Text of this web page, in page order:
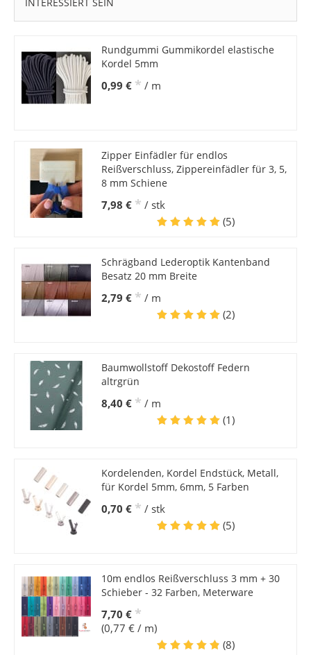
INTERESSIERT SEIN
Rundgummi Gummikordel elastische
Kordel 5mm
0,99 € * / m
Zipper Einfädler für endlos
Reißverschluss, Zippereinfädler für 3, 5,
8 mm Schiene
7,98 € * / stk
(5)
Schrägband Lederoptik Kantenband
Besatz 20 mm Breite
2,79 € * / m
(2)
Baumwollstoff Dekostoff Federn
altrgrün
8,40 € * / m
(1)
Kordelenden, Kordel Endstück, Metall,
für Kordel 5mm, 6mm, 5 Farben
0,70 € * / stk
(5)
10m endlos Reißverschluss 3 mm + 30
Schieber - 32 Farben, Meterware
7,70 € *
(0,77 € / m)
(8)